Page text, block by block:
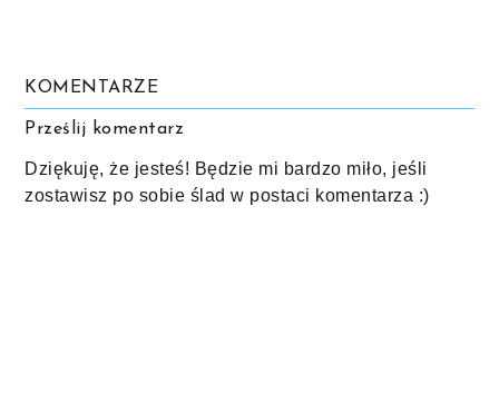
KOMENTARZE
Prześlij komentarz
Dziękuję, że jesteś! Będzie mi bardzo miło, jeśli
zostawisz po sobie ślad w postaci komentarza :)